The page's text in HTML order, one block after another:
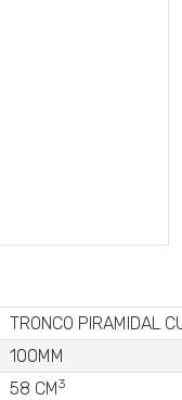
TRONCO PIRAMIDAL
100MM
58 CM3